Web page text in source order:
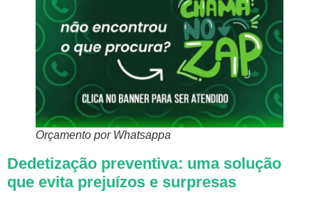
Orçamento por Whatsappa
Dedetização preventiva: uma solução
que evita prejuízos e surpresas